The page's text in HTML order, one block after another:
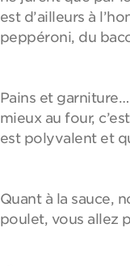
est d’ailleurs à
peppéroni, du
Pains et
mieux au four,
est polyvalent et
Quant à la sauce,
poulet, vous allez